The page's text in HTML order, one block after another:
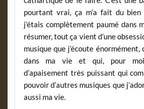
pourtant vrai, ça m’a fait du
j’étais complètement paumé dans
résumer, tout ça vient d’une
musique que j’écoute énormément,
dans ma vie et qui, pour
d’apaisement très puissant qui
pouvoir d’autres musiques que
aussi ma vie.